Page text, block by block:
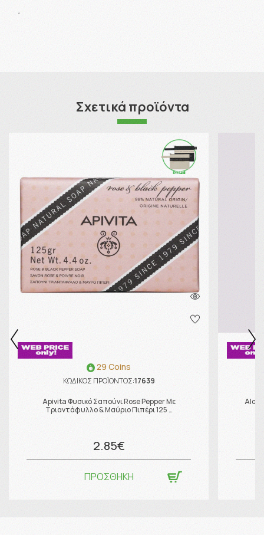
.
Σχετικά προϊόντα
29 Coins
ΚΩΔΙΚΟΣ ΠΡΟΪΟΝΤΟΣ:17639
Apivita Φυσικό Σαπούνι Rose Pepper Με
Τριαντάφυλλο & Μαύριο Πιπέρι 125 …
2.85€
ΠΡΟΣΘΗΚΗ